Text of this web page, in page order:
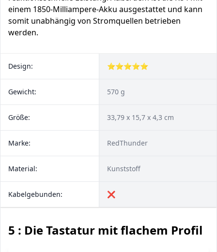
einem 1850-Milliampere-Akku ausgestattet und kann
somit unabhängig von Stromquellen betrieben
werden.
Design: ⭐⭐⭐⭐⭐
Gewicht: 570 g
Größe: 33,79 x 15,7 x 4,3 cm
Marke: ‎RedThunder
Material: Kunststoff
Kabelgebunden: ❌
5 : Die Tastatur mit flachem Profil